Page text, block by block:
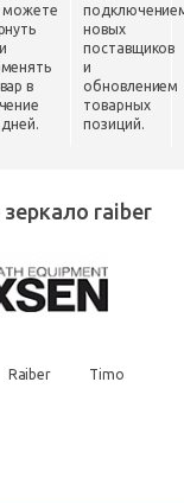
можете
в
новых
поставщиков
и
обновлением
товарных
позиций.
raiber
Raiber Timo